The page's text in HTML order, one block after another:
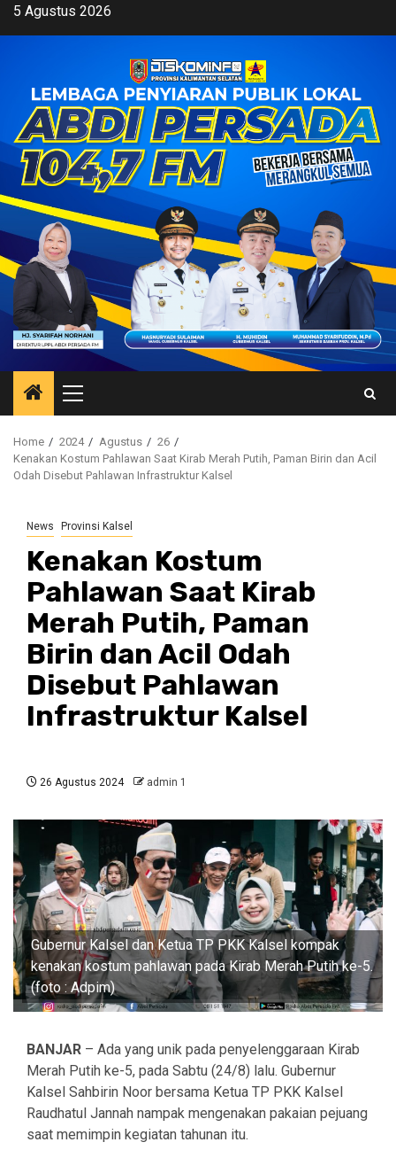
Skip5 Agustus 2026
Primary
Menu
Home 2024 Agustus
26
Kenakan Kostum Pahlawan Saat Kirab Merah Putih, Paman Birin dan Acil
Odah Disebut Pahlawan Infrastruktur Kalsel
News Provinsi Kalsel
Kenakan Kostum
Pahlawan Saat Kirab
Merah Putih, Paman
Birin dan Acil Odah
Disebut Pahlawan
Infrastruktur Kalsel
26 Agustus 2024 admin 1
Gubernur Kalsel dan Ketua TP PKK Kalsel kompak
kenakan kostum pahlawan pada Kirab Merah Putih ke-5.
(foto : Adpim)
BANJAR – Ada yang unik pada penyelenggaraan Kirab
Merah Putih ke-5, pada Sabtu (24/8) lalu. Gubernur
Kalsel Sahbirin Noor bersama Ketua TP PKK Kalsel
Raudhatul Jannah nampak mengenakan pakaian pejuang
saat memimpin kegiatan tahunan itu.